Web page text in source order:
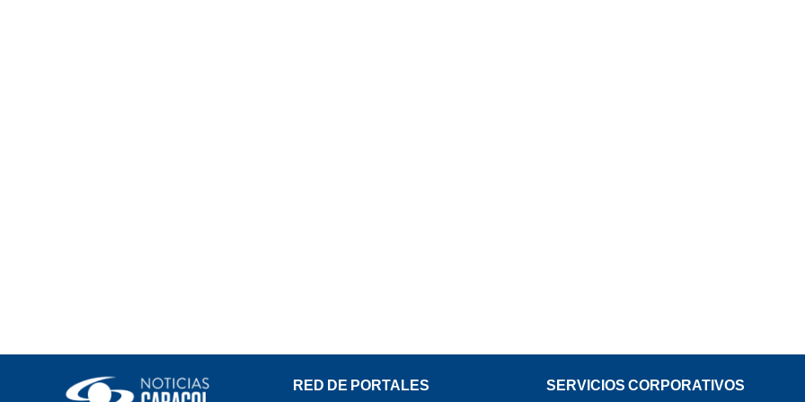
RED DE PORTALES SERVICIOS CORPORATIVOS